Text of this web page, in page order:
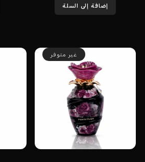
إضافة إلى السلة
غير متوفر